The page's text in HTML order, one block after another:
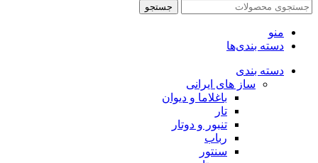
جستجو
منو
دسته بندی‌ها
دسته بندی
ساز های ایرانی
باغلاما و دیوان
تار
تنبور و دوتار
رباب
سنتور